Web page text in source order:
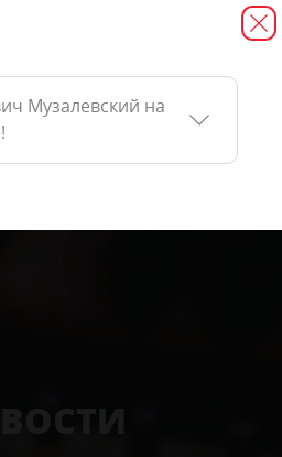
Музалевский на